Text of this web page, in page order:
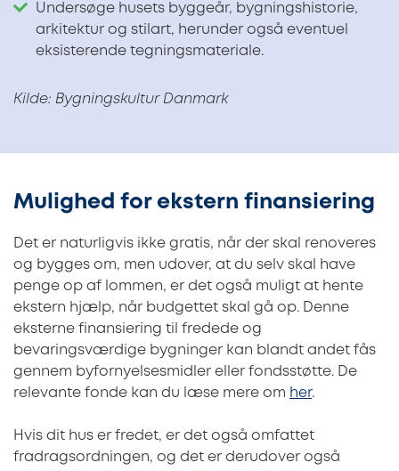
Undersøge husets byggeår, bygningshistorie,
arkitektur og stilart, herunder også eventuel
eksisterende tegningsmateriale.
Kilde: Bygningskultur Danmark
Mulighed for ekstern finansiering
Det er naturligvis ikke gratis, når der skal renoveres
og bygges om, men udover, at du selv skal have
penge op af lommen, er det også muligt at hente
ekstern hjælp, når budgettet skal gå op. Denne
eksterne finansiering til fredede og
bevaringsværdige bygninger kan blandt andet fås
gennem byfornyelsesmidler eller fondsstøtte. De
relevante fonde kan du læse mere om her.
Hvis dit hus er fredet, er det også omfattet
fradragsordningen, og det er derudover også